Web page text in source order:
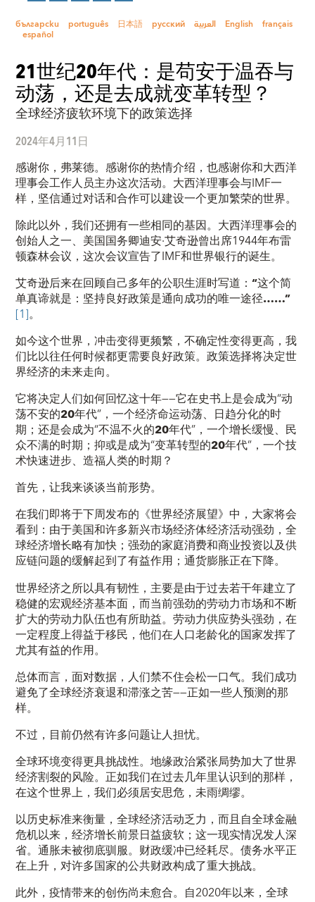
български português 日本語 русский العربية English français
español
21世纪20年代：是苟安于温吞与
动荡，还是去成就变革转型？
全球经济疲软环境下的政策选择
2024年4月11日
感谢你，弗莱德。感谢你的热情介绍，也感谢你和大西洋
理事会工作人员主办这次活动。大西洋理事会与IMF一
样，坚信通过对话和合作可以建设一个更加繁荣的世界。
除此以外，我们还拥有一些相同的基因。大西洋理事会的
创始人之一、美国国务卿迪安·艾奇逊曾出席1944年布雷
顿森林会议，这次会议宣告了IMF和世界银行的诞生。
艾奇逊后来在回顾自己多年的公职生涯时写道：“这个简
单真谛就是：坚持良好政策是通向成功的唯一途径……”
[1]。
如今这个世界，冲击变得更频繁，不确定性变得更高，我
们比以往任何时候都更需要良好政策。政策选择将决定世
界经济的未来走向。
它将决定人们如何回忆这十年——它在史书上是会成为“动
荡不安的20年代”，一个经济命运动荡、日趋分化的时
期；还是会成为“不温不火的20年代”，一个增长缓慢、民
众不满的时期；抑或是成为“变革转型的20年代”，一个技
术快速进步、造福人类的时期？
首先，让我来谈谈当前形势。
在我们即将于下周发布的《世界经济展望》中，大家将会
看到：由于美国和许多新兴市场经济体经济活动强劲，全
球经济增长略有加快；强劲的家庭消费和商业投资以及供
应链问题的缓解起到了有益作用；通货膨胀正在下降。
世界经济之所以具有韧性，主要是由于过去若干年建立了
稳健的宏观经济基本面，而当前强劲的劳动力市场和不断
扩大的劳动力队伍也有所助益。劳动力供应势头强劲，在
一定程度上得益于移民，他们在人口老龄化的国家发挥了
尤其有益的作用。
总体而言，面对数据，人们禁不住会松一口气。我们成功
避免了全球经济衰退和滞涨之苦——正如一些人预测的那
样。
不过，目前仍然有许多问题让人担忧。
全球环境变得更具挑战性。地缘政治紧张局势加大了世界
经济割裂的风险。正如我们在过去几年里认识到的那样，
在这个世界上，我们必须居安思危，未雨绸缪。
以历史标准来衡量，全球经济活动乏力，而且自全球金融
危机以来，经济增长前景日益疲软；这一现实情况发人深
省。通胀未被彻底驯服。财政缓冲已经耗尽。债务水平正
在上升，对许多国家的公共财政构成了重大挑战。
此外，疫情带来的创伤尚未愈合。自2020年以来，全球